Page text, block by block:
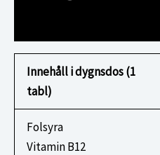
Innehåll i dygnsdos (1
tabl)
Folsyra
Vitamin B12